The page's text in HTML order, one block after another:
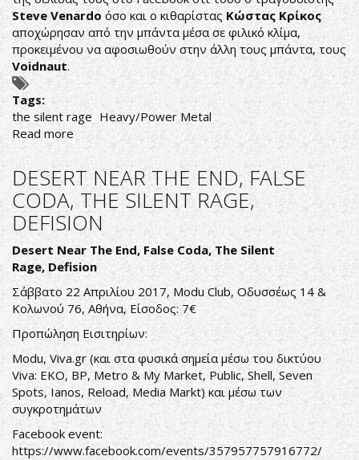
Steve Venardo όσο και ο κιθαρίσταςΚώστας Κρίκος
αποχώρησαν από την μπάντα μέσα σε φιλικό κλίμα,
προκειμένου να αφοσιωθούν στην άλλη τους μπάντα, τους
Voidnaut.
Tags:
the silent rage Heavy/Power Metal
Read more about
THE
SILENT
RAGE:ΑΝΑΚΟΙΝΩΣΑΝ
ΑΛΛΑΓΕΣ
ΣΤΗΝ
ΣΥΝΘΕΣΗ
ΤΟΥΣ
-
ΑΝΑΖΗΤΟΥΝ
ΤΡΑΓΟΥΔΙΣΤΗ
DESERT NEAR THE END, FALSE
CODA, THE SILENT RAGE,
DEFISION
Desert Near The End, False Coda, The Silent
Rage, Defision
Σάββατο 22 Απριλίου 2017, Modu Club, Οδυσσέως 14 &
Κολωνού 76, Αθήνα, Είσοδος: 7€
Προπώληση Εισιτηρίων:
Modu, Viva.gr (και στα φυσικά σημεία μέσω του δικτύου
Viva: EKO, BP, Metro & My Market, Public, Shell, Seven
Spots, Ianos, Reload, Media Markt) και μέσω των
συγκροτημάτων
Facebook event:
https://www.facebook.com/events/357957757916772/